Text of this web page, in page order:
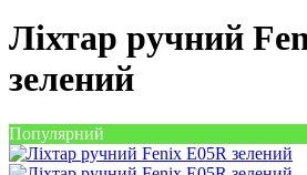
Ліхтар ручний
зелений
Популярний